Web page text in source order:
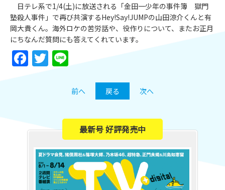
日テレ系で1/4(土)に放送される「金田一少年の事件簿 獄門
塾殺人事件」で再び共演するHey!Say!JUMPの山田涼介くんと有
岡大貴くん。海外ロケの苦労話や、役作りについて、またお正月
にちなんだ質問にも答えてくれています。
Facebook
Twitter
前へ 戻る 次へ
最新号 好評発売中